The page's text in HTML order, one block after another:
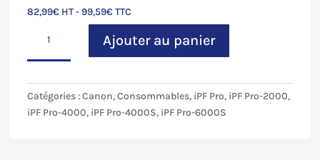
82,99€ HT -99,59€TTC
Noir
(PBK)
pour
Ajouter au panier
Catégories : Canon,Consommables, iPF Pro, iPF Pro-2000,
iPF Pro-4000, iPF Pro-4000S, iPF Pro-6000S